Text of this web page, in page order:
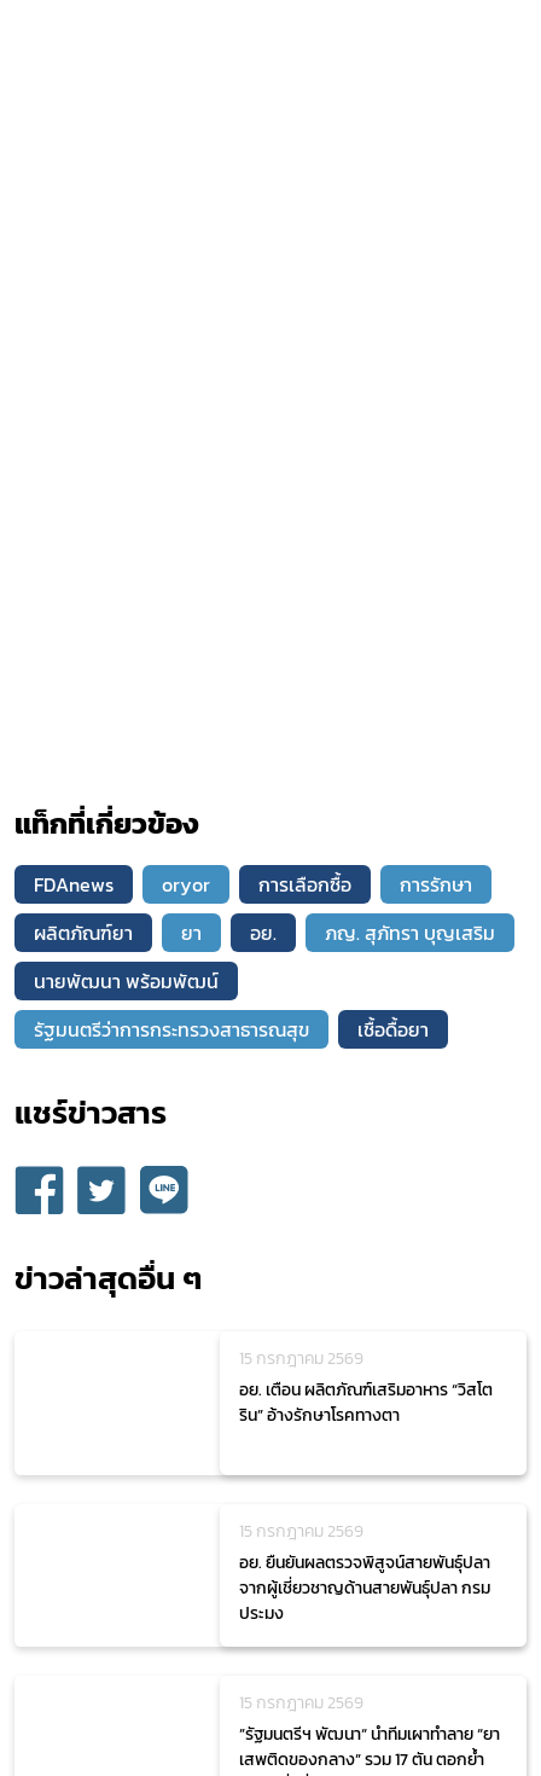
แท็กที่เกี่ยวข้อง
FDAnews oryor การเลือกซื้อ
การรักษา
ผลิตภัณฑ์ยา
ยา อย.
ภญ. สุภัทรา บุญเสริม
นายพัฒนา พร้อมพัฒน์
รัฐมนตรีว่าการกระทรวงสาธารณสุข
เชื้อดื้อยา
แชร์ข่าวสาร​
ข่าวล่าสุดอื่น ๆ
15 กรกฎาคม 2569
อย. เตือน ผลิตภัณฑ์เสริมอาหาร “วิสโต
ริน” อ้างรักษาโรคทางตา
15 กรกฎาคม 2569
อย. ยืนยันผลตรวจพิสูจน์สายพันธุ์ปลา
จากผู้เชี่ยวชาญด้านสายพันธุ์ปลา กรม
ประมง
15 กรกฎาคม 2569
”รัฐมนตรีฯ พัฒนา“ นำทีมเผาทำลาย “ยา
เสพติดของกลาง” รวม 17 ตัน ตอกย้ำ